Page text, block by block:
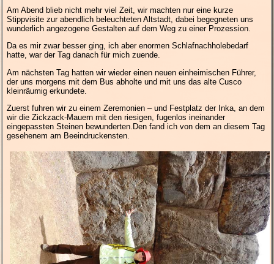
Am Abend blieb nicht mehr viel Zeit, wir machten nur eine kurze
Stippvisite zur abendlich beleuchteten Altstadt, dabei begegneten uns
wunderlich angezogene Gestalten auf dem Weg zu einer Prozession.
Da es mir zwar besser ging, ich aber enormen Schlafnachholebedarf
hatte, war der Tag danach für mich zuende.
Am nächsten Tag hatten wir wieder einen neuen einheimischen Führer,
der uns morgens mit dem Bus abholte und mit uns das alte Cusco
kleinräumig erkundete.
Zuerst fuhren wir zu einem Zeremonien – und Festplatz der Inka, an dem
wir die Zickzack-Mauern mit den riesigen, fugenlos ineinander
eingepassten Steinen bewunderten. Den fand ich von dem an diesem Tag
gesehenem am Beeindruckensten.